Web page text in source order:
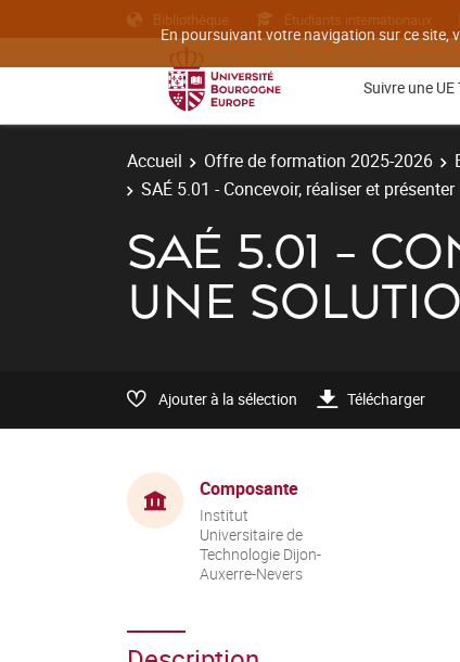
En poursuivant votre navigation sur ce site,
Bibliothèque Etudiants internationaux
Suivre une
Accueil Offre de formation 2025-2026
SAÉ 5.01 - Concevoir, réaliser et
SAÉ 5.01 -
UNE
Ajouter à la sélection Télécharger
Composante
Institut
Universitaire de
Technologie Dijon-
Auxerre-Nevers